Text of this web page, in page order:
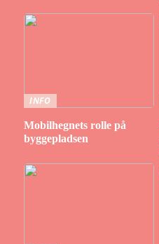
INFO
Mobilhegnets rolle på
byggepladsen